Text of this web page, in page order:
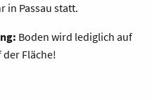
in Passau statt.
Boden wird lediglich auf
Fläche!